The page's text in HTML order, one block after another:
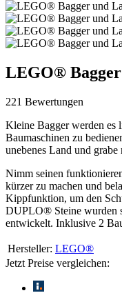
LEGO® Bagger
221 Bewertungen
Kleine Bagger werden es
Baumaschinen zu
unebenes Land und
Nimm seinen
kürzer zu machen und
Kippfunktion, um den
DUPLO® Steine wurden
entwickelt. Inklusive 2
Hersteller: LEGO®
Jetzt Preise vergleichen: